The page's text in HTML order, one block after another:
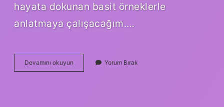
hayata dokunan basit örneklerle
anlatmaya çalışacağım.…
Devamını okuyun Kemoterapiden
bittikten
Yorum Bırak